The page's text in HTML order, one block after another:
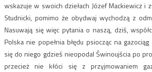
wskazuje w swoich dziełach Józef Mackiewicz i
Studnicki, pomimo że obydwaj wychodzą z
Nasuwają się więc pytania o naszą, dziś,
Polska nie popełnia błędu psiocząc na
się do niego gdzieś nieopodal Świnoujścia po
przecież nie kłóci się z przyjmowaniem